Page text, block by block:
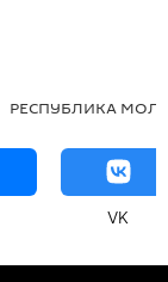
РЕСПУБЛИКА
VK